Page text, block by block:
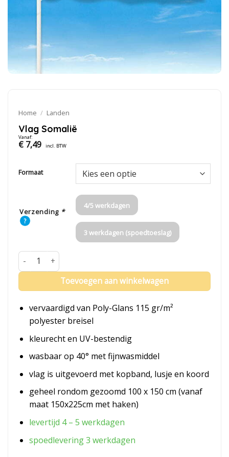
Home / Landen
Vlag Somalië
Vanaf:
€7,49 incl. BTW
Formaat
Verzending *
?
4/5 werkdagen
3 werkdagen (spoedtoeslag)
Vlag Somalië aantal
Toevoegen aan winkelwagen
vervaardigd van Poly-Glans 115 gr/m²
polyester breisel
kleurecht en UV-bestendig
wasbaar op 40° met fijnwasmiddel
vlag is uitgevoerd met kopband, lusje en koord
geheel rondom gezoomd 100 x 150 cm (vanaf
maat 150x225cm met haken)
levertijd 4 – 5 werkdagen
spoedlevering 3 werkdagen